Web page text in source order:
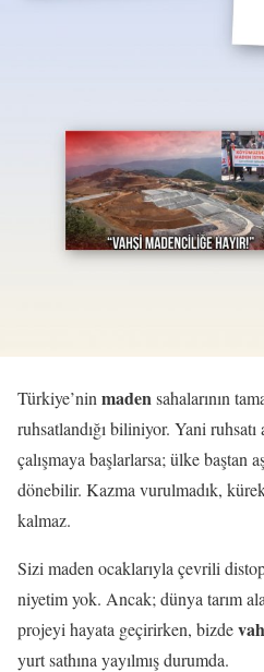
Türkiye’nin madensahalarının
ruhsatlandığı biliniyor. Yani
çalışmaya başlarlarsa; ülke baştan
dönebilir. Kazma vurulmadık,
kalmaz.
Sizi maden ocaklarıyla çevrili
niyetim yok. Ancak; dünya tarım
projeyi hayata geçirirken, bizde
yurt sathına yayılmış durumda.